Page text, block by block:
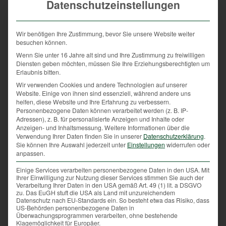
und pflegen, sorgen unter anderem mit einer
Regulierung der Population für ein Gleichgewicht im
durch nachhaltige Nutzung der natürlichen
Wir sind nicht die schießwütigen Kitz-Killer – im
Und dieser Respekt muss auch uns Jägern und
Jägerinnen entgegengebracht werden.
Schlagworte: ALF,militante Tierrechtler,Respekt,Tierschützer
Vandalismus
Eintrag teilen
Datenschutzeinstellungen
Wir benötigen Ihre Zustimmung, bevor Sie unsere Website weiter
besuchen können.
Wenn Sie unter 16 Jahre alt sind und Ihre Zustimmung zu freiwilligen
Diensten geben möchten, müssen Sie Ihre Erziehungsberechtigten um
Erlaubnis bitten.
Wir verwenden Cookies und andere Technologien auf unserer
Website. Einige von ihnen sind essenziell, während andere uns
helfen, diese Website und Ihre Erfahrung zu verbessern.
Personenbezogene Daten können verarbeitet werden (z. B. IP-
Adressen), z. B. für personalisierte Anzeigen und Inhalte oder
Anzeigen- und Inhaltsmessung. Weitere Informationen über die
Verwendung Ihrer Daten finden Sie in unserer Datenschutzerklärung.
Sie können Ihre Auswahl jederzeit unter Einstellungen widerrufen oder
anpassen.
Einige Services verarbeiten personenbezogene Daten in den USA. Mit
Ihrer Einwilligung zur Nutzung dieser Services stimmen Sie auch der
Verarbeitung Ihrer Daten in den USA gemäß Art. 49 (1) lit. a DSGVO
zu. Das EuGH stuft die USA als Land mit unzureichendem
Datenschutz nach EU-Standards ein. So besteht etwa das Risiko, dass
US-Behörden personenbezogene Daten in
Überwachungsprogrammen verarbeiten, ohne bestehende
Klagemöglichkeit für Europäer.